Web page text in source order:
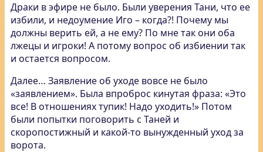
Драки в эфире не было. Были уверения Тани, что ее
избили, и недоумение Иго – когда?! Почему мы
должны верить ей, а не ему? По мне так они оба
лжецы и игроки! А потому вопрос об избиении так
и остается вопросом.
Далее… Заявление об уходе вовсе не было
«заявлением». Была впроброс кинутая фраза: «Это
все! В отношениях тупик! Надо уходить!» Потом
были попытки поговорить с Таней и
скоропостижный и какой-то вынужденный уход за
ворота.